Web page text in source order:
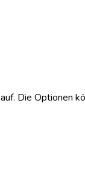
Die Optionen